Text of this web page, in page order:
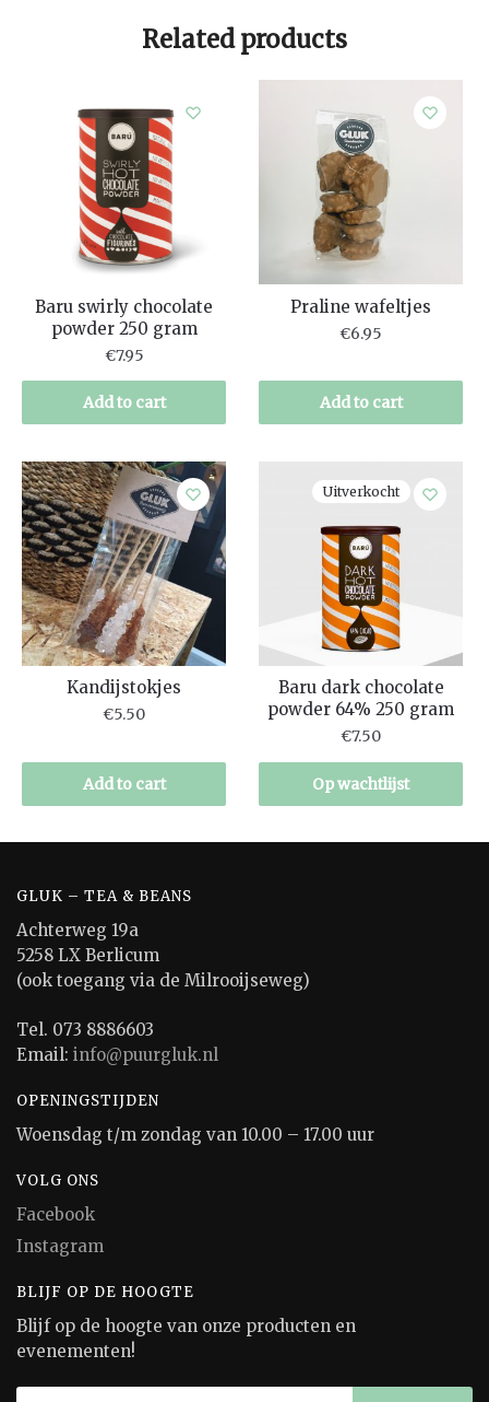
Related products
Baru swirly chocolate
powder 250 gram
€7.95
Add to cart
Praline wafeltjes
€6.95
Add to cart
Kandijstokjes
€5.50
Add to cart
Uitverkocht
Baru dark chocolate
powder 64% 250 gram
€7.50
Op wachtlijst
GLUK – TEA & BEANS
Achterweg 19a
5258 LX Berlicum
(ook toegang via de Milrooijseweg)
Tel. 073 8886603
Email: info@puurgluk.nl
OPENINGSTIJDEN
Woensdag t/m zondag van 10.00 – 17.00 uur
VOLG ONS
Facebook
Instagram
BLIJF OP DE HOOGTE
Blijf op de hoogte van onze producten en
evenementen!